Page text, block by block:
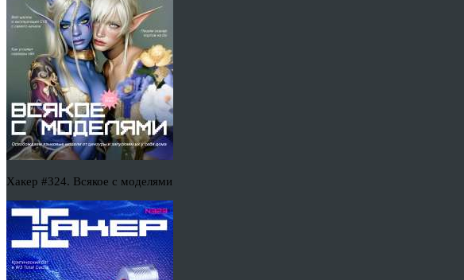
Хакер #324. Всякое с моделями